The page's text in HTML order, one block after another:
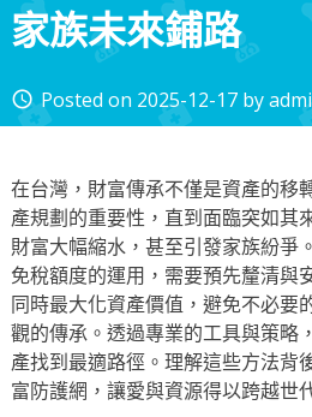
家族未來鋪路
access_time Posted on 2025-12-17 by
在台灣，財富傳承不僅是資產的移
產規劃的重要性，直到面臨突如其
財富大幅縮水，甚至引發家族紛爭
免稅額度的運用，需要預先釐清與
同時最大化資產價值，避免不必要
觀的傳承。透過專業的工具與策略
產找到最適路徑。理解這些方法背
富防護網，讓愛與資源得以跨越世